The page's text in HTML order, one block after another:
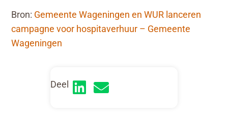
Deel
Bron: Gemeente Wageningen en WUR lanceren
campagne voor hospitaverhuur – Gemeente
Wageningen